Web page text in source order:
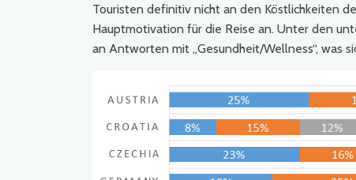
Touristen definitiv nicht an den Köstlichkeiten
Hauptmotivation für die Reise an. Unter den
an Antworten mit „Gesundheit/Wellness“, was